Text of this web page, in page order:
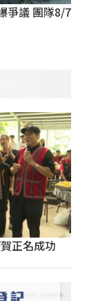
爭議 團隊8/7
正名成功